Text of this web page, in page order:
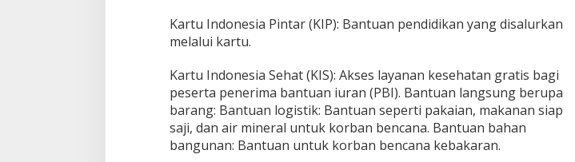
Kartu Indonesia Pintar (KIP): Bantuan pendidikan yang disalurkan
melalui kartu.
Kartu Indonesia Sehat (KIS): Akses layanan kesehatan gratis bagi
peserta penerima bantuan iuran (PBI). Bantuan langsung berupa
barang: Bantuan logistik: Bantuan seperti pakaian, makanan siap
saji, dan air mineral untuk korban bencana. Bantuan bahan
bangunan: Bantuan untuk korban bencana kebakaran.